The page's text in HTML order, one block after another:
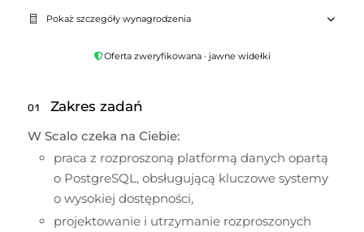
Pokaż szczegóły wynagrodzenia
Oferta zweryfikowana · jawne widełki
01 Zakres zadań
W Scalo czeka na Ciebie:
praca z rozproszoną platformą danych opartą
o PostgreSQL, obsługującą kluczowe systemy
o wysokiej dostępności,
projektowanie i utrzymanie rozproszonych